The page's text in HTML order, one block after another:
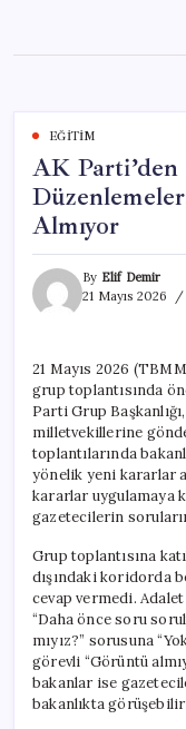
content
EĞITIM
AK Parti’den
Almıyor
By Elif Demir
21 Mayıs 2026
21 Mayıs 2026
grup toplantısında
Parti Grup
milletvekillerine
toplantılarında
yönelik yeni kararlar
kararlar uygulamaya
gazetecilerin
Grup toplantısına
dışındaki koridorda
cevap vermedi.
“Daha önce soru
mıyız?” sorusuna
görevli “Görüntü
bakanlar ise
bakanlıkta